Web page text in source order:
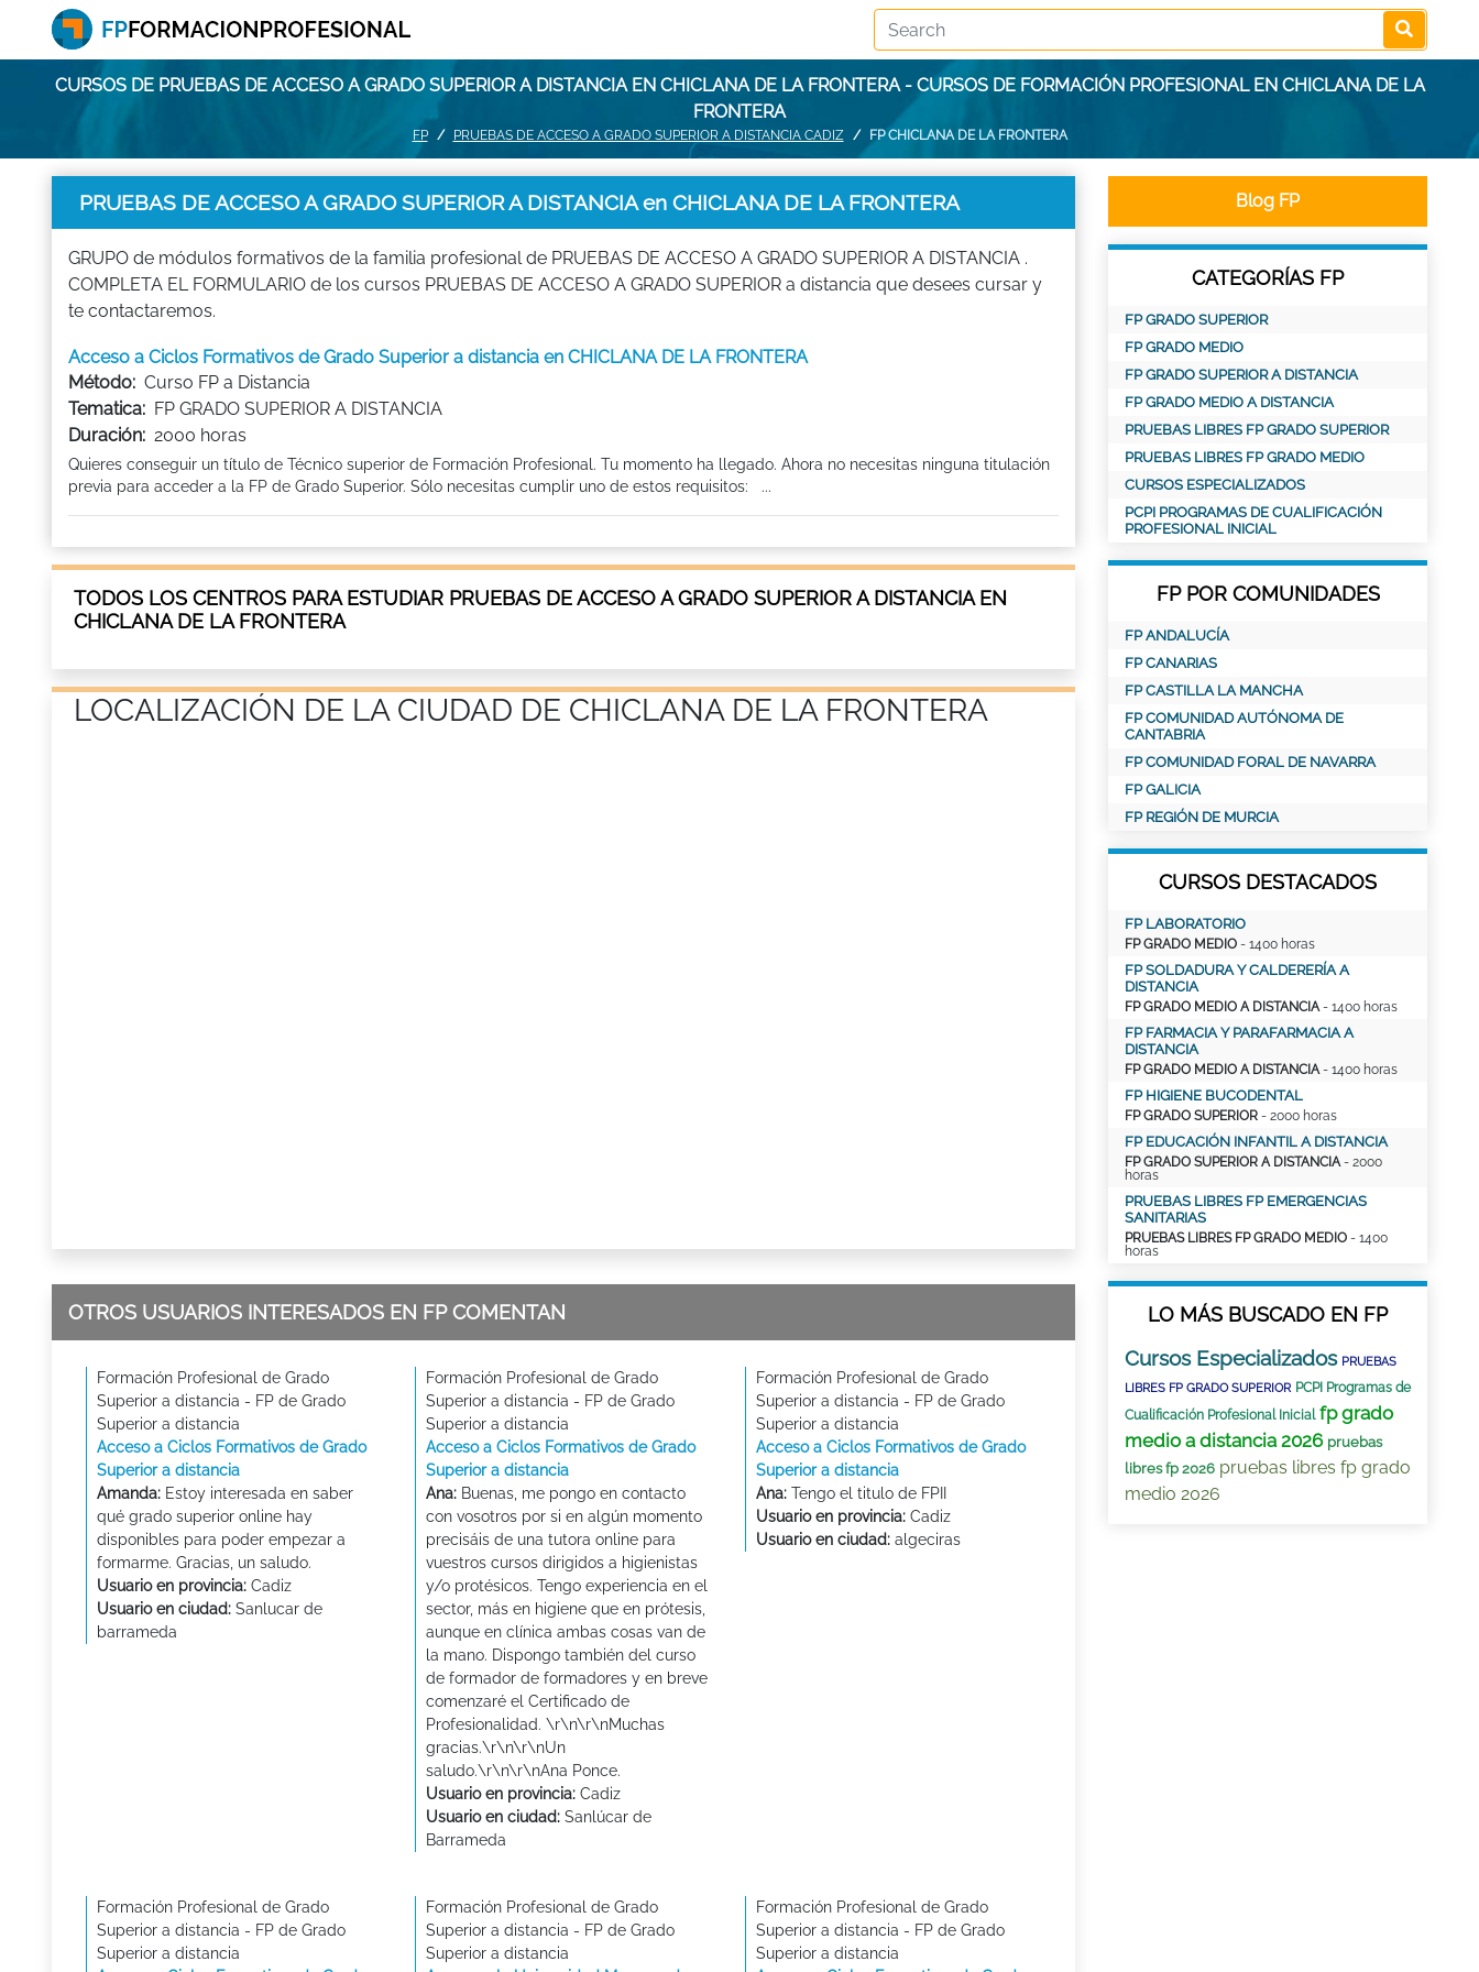
CURSOS DE PRUEBAS DE ACCESO A GRADO SUPERIOR A DISTANCIA EN CHICLANA DE LA FRONTERA - CURSOS DE FORMACIÓN PROFESIONAL EN CHICLANA DE LA
FRONTERA
FP PRUEBAS DE ACCESO A GRADO SUPERIOR A DISTANCIA CADIZ FP CHICLANA DE LA FRONTERA
PRUEBAS DE ACCESO A GRADO SUPERIOR A DISTANCIA en CHICLANA DE LA FRONTERA
GRUPO de módulos formativos de la familia profesional de PRUEBAS DE ACCESO A GRADO SUPERIOR A DISTANCIA .
COMPLETA EL FORMULARIO de los cursos PRUEBAS DE ACCESO A GRADO SUPERIOR a distancia que desees cursar y
te contactaremos.
Acceso a Ciclos Formativos de Grado Superior a distancia en CHICLANA DE LA FRONTERA
Método: Curso FP a Distancia
Tematica: FP GRADO SUPERIOR A DISTANCIA
Duración: 2000 horas
Quieres conseguir un título de Técnico superior de Formación Profesional. Tu momento ha llegado. Ahora no necesitas ninguna titulación
previa para acceder a la FP de Grado Superior. Sólo necesitas cumplir uno de estos requisitos: ...
TODOS LOS CENTROS PARA ESTUDIAR PRUEBAS DE ACCESO A GRADO SUPERIOR A DISTANCIA EN
CHICLANA DE LA FRONTERA
LOCALIZACIÓN DE LA CIUDAD DE CHICLANA DE LA FRONTERA
OTROS USUARIOS INTERESADOS EN FP COMENTAN
Formación Profesional de Grado
Superior a distancia - FP de Grado
Superior a distancia
Acceso a Ciclos Formativos de Grado
Superior a distancia
Amanda: Estoy interesada en saber
qué grado superior online hay
disponibles para poder empezar a
formarme. Gracias, un saludo.
Usuario en provincia: Cadiz
Usuario en ciudad: Sanlucar de
barrameda
Formación Profesional de Grado
Superior a distancia - FP de Grado
Superior a distancia
Acceso a Ciclos Formativos de Grado
Superior a distancia
Ana: Buenas, me pongo en contacto
con vosotros por si en algún momento
precisáis de una tutora online para
vuestros cursos dirigidos a higienistas
y/o protésicos. Tengo experiencia en el
sector, más en higiene que en prótesis,
aunque en clínica ambas cosas van de
la mano. Dispongo también del curso
de formador de formadores y en breve
comenzaré el Certificado de
Profesionalidad. \r\n\r\nMuchas
gracias.\r\n\r\nUn
saludo.\r\n\r\nAna Ponce.
Usuario en provincia: Cadiz
Usuario en ciudad: Sanlúcar de
Barrameda
Formación Profesional de Grado
Superior a distancia - FP de Grado
Superior a distancia
Acceso a Ciclos Formativos de Grado
Superior a distancia
Ana:Tengo el titulo de FPII
Usuario en provincia:Cadiz
Usuario en ciudad:algeciras
Formación Profesional de Grado
Superior a distancia - FP de Grado
Superior a distancia
Formación Profesional de Grado
Superior a distancia - FP de Grado
Superior a distancia
Formación Profesional de Grado
Superior a distancia - FP de Grado
Superior a distancia
Blog FP
CATEGORÍAS FP
FP GRADO SUPERIOR
FP GRADO MEDIO
FP GRADO SUPERIOR A DISTANCIA
FP GRADO MEDIO A DISTANCIA
PRUEBAS LIBRES FP GRADO SUPERIOR
PRUEBAS LIBRES FP GRADO MEDIO
CURSOS ESPECIALIZADOS
PCPI PROGRAMAS DE CUALIFICACIÓN
PROFESIONAL INICIAL
FP POR COMUNIDADES
FP ANDALUCÍA
FP CANARIAS
FP CASTILLA LA MANCHA
FP COMUNIDAD AUTÓNOMA DE
CANTABRIA
FP COMUNIDAD FORAL DE NAVARRA
FP GALICIA
FP REGIÓN DE MURCIA
CURSOS DESTACADOS
FP LABORATORIO
FP GRADO MEDIO - 1400 horas
FP SOLDADURA Y CALDERERÍA A
DISTANCIA
FP GRADO MEDIO A DISTANCIA- 1400 horas
FP FARMACIA Y PARAFARMACIA A
DISTANCIA
FP GRADO MEDIO A DISTANCIA- 1400 horas
FP HIGIENE BUCODENTAL
FP GRADO SUPERIOR - 2000 horas
FP EDUCACIÓN INFANTIL A DISTANCIA
FP GRADO SUPERIOR A DISTANCIA- 2000
horas
PRUEBAS LIBRES FP EMERGENCIAS
SANITARIAS
PRUEBAS LIBRES FP GRADO MEDIO - 1400
horas
LO MÁS BUSCADO EN FP
Cursos Especializados PRUEBAS
LIBRES FP GRADO SUPERIOR PCPI Programas de
Cualificación Profesional Inicial fp grado
medio a distancia 2026 pruebas
libres fp 2026 pruebas libres fp grado
medio 2026